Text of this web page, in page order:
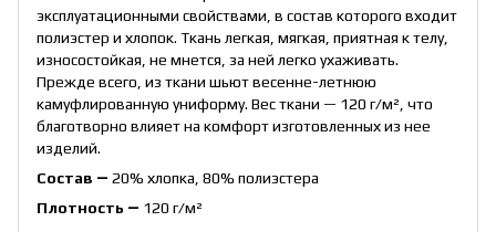
эксплуатационными свойствами, в состав которого входит
полиэстер и хлопок. Ткань легкая, мягкая, приятная к телу,
износостойкая, не мнется, за ней легко ухаживать.
Прежде всего, из ткани шьют весенне-летнюю
камуфлированную униформу. Вес ткани — 120 г/м², что
благотворно влияет на комфорт изготовленных из нее
изделий.
Состав ― 20% хлопка, 80% полиэстера
Плотность ― 120 г/м²